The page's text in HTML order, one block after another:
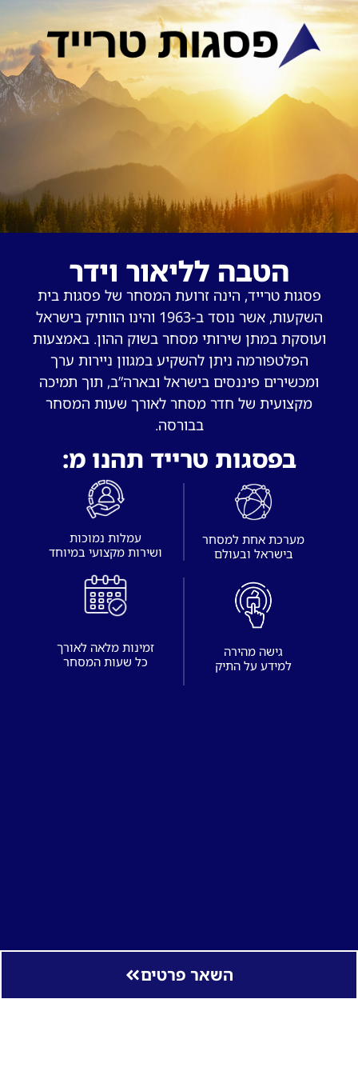
הטבה לליאור וידר
פסגות טרייד, הינה זרועת המסחר של פסגות בית
השקעות, אשר נוסד ב-1963 והינו הוותיק בישראל
ועוסקת במתן שירותי מסחר בשוק ההון. באמצעות
הפלטפורמה ניתן להשקיע במגוון ניירות ערך
ומכשירים פיננסים בישראל ובארה”ב, תוך תמיכה
מקצועית של חדר מסחר לאורך שעות המסחר
בבורסה.
בפסגות טרייד תהנו מ:
עמלות נמוכות
מערכת אחת למסחר
בישראל ובעולם
זמינות מלאה לאורך
כל שעות המסחר
גישה מהירה
למידע על התיק
השאר פרטים